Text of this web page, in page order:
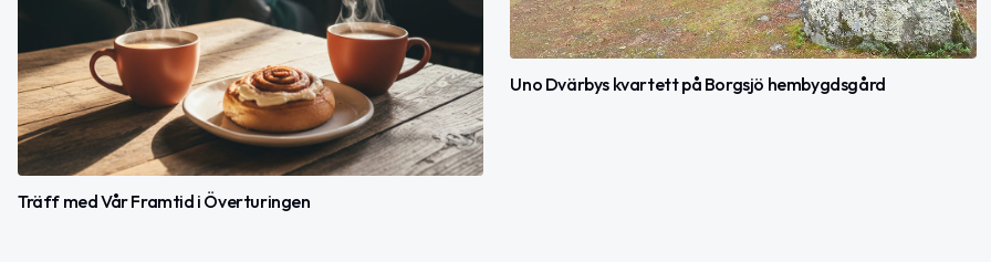
Träff med Vår Framtid i Överturingen
Uno Dvärbys kvartett på Borgsjö hembygdsgård